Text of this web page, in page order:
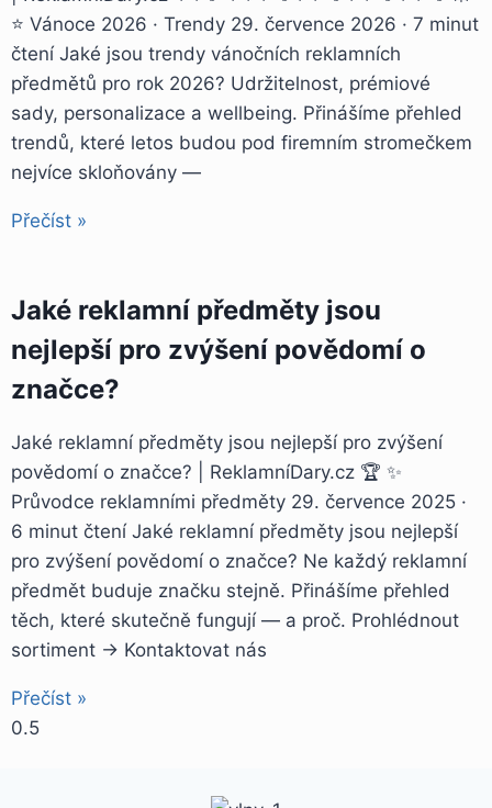
⭐ Vánoce 2026 · Trendy 29. července 2026 · 7 minut
čtení Jaké jsou trendy vánočních reklamních
předmětů pro rok 2026? Udržitelnost, prémiové
sady, personalizace a wellbeing. Přinášíme přehled
trendů, které letos budou pod firemním stromečkem
nejvíce skloňovány —
Přečíst »
Jaké reklamní předměty jsou
nejlepší pro zvýšení povědomí o
značce?
Jaké reklamní předměty jsou nejlepší pro zvýšení
povědomí o značce? | ReklamníDary.cz 🏆 ✨
Průvodce reklamními předměty 29. července 2025 ·
6 minut čtení Jaké reklamní předměty jsou nejlepší
pro zvýšení povědomí o značce? Ne každý reklamní
předmět buduje značku stejně. Přinášíme přehled
těch, které skutečně fungují — a proč. Prohlédnout
sortiment → Kontaktovat nás
Přečíst »